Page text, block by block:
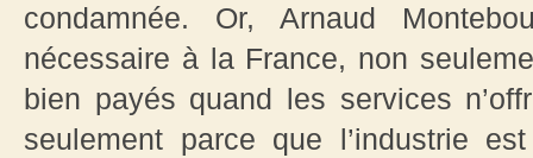
condamnée. Or, Arnaud
nécessaire à la France, non
bien payés quand les services
seulement parce que l’industrie